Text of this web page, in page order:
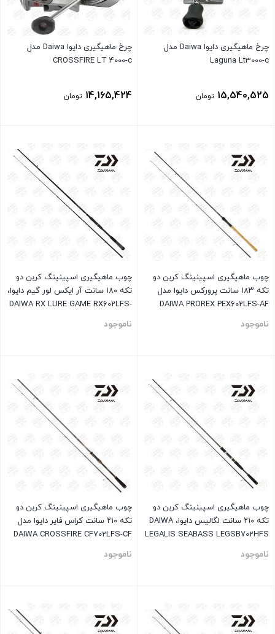
چرخ ماهیگیری دایوا Daiwa مدل
Laguna Lt3000-c
15,540,525 تومان
چرخ ماهیگیری دایوا Daiwa مدل
CROSSFIRE LT 4000-c
14,165,424 تومان
چوب ماهیگیری اسپینینگ کربن دو
تکه ۱۸۳ سانت پرورکس دایوا مدل
DAIWA PROREX PEX602LFS-AF
ناموجود
چوب ماهیگیری اسپینینگ کربن دو
تکه ۱۸۰ سانت آر ایکس لور گیم دایوا،
DAIWA RX LURE GAME RX602LFS-
ناموجود
چوب ماهیگیری اسپینینگ کربن دو
تکه ۲۱۰ سانت لگالیس دایوا، DAIWA
LEGALIS SEABASS LEGSB702HFS
ناموجود
چوب ماهیگیری اسپینینگ کربن دو
تکه ۲۱۰ سانت کراس فایر دایوا مدل
DAIWA CROSSFIRE CF702LFS-CF
ناموجود